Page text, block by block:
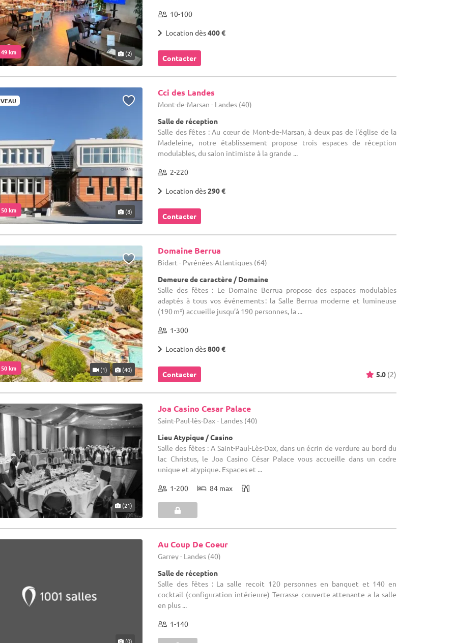
km (2)
10-100
Location dès400 €
Contacter
km (8)
Cci des Landes
Mont-de-Marsan - Landes (40)
Salle de réception
Salle des fêtes : Au cœur de Mont-de-Marsan, à deux pas de l'église de la
Madeleine, notre établissement propose trois espaces de réception
modulables, du salon intimiste à la grande ...
2-220
Location dès290 €
Contacter
km (1) (40)
Domaine Berrua
Bidart - Pyrénées-Atlantiques (64)
Demeure de caractère / Domaine
Salle des fêtes : Le Domaine Berrua propose des espaces modulables
adaptés à tous vos événements : la Salle Berrua moderne et lumineuse
(190 m²) accueille jusqu’à 190 personnes, la ...
1-300
Location dès800 €
Contacter 5.0 (2)
(21)
Joa Casino Cesar Palace
Saint-Paul-lès-Dax - Landes (40)
Lieu Atypique / Casino
Salle des fêtes : A Saint-Paul-Lès-Dax, dans un écrin de verdure au bord du
lac Christus, le Joa Casino César Palace vous accueille dans un cadre
unique et atypique. Espaces et ...
1-200 84 max
(0)
Au Coup De Coeur
Garrey - Landes (40)
Salle de réception
Salle des fêtes : La salle recoit 120 personnes en banquet et 140 en
cocktail (configuration intérieure) Terrasse couverte attenante a la salle
en plus ...
1-140